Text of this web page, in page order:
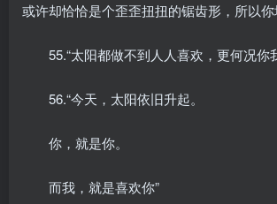
或许却恰恰是个歪歪扭扭的锯齿形，所以你
55.“太阳都做不到人人喜欢，更何况你
56.“今天，太阳依旧升起。
你，就是你。
而我，就是喜欢你”